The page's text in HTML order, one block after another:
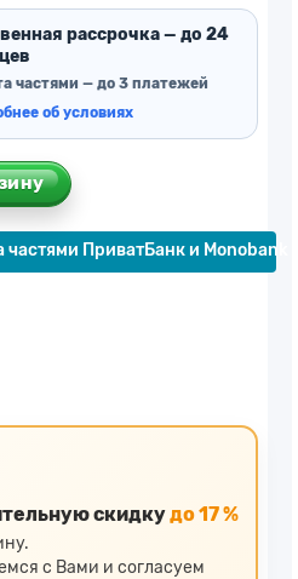
рассрочка — до 24
частями — до 3 платежей
об условиях
частями ПриватБанк и Monobank
скидкудо 17 %
с Вами и согласуем